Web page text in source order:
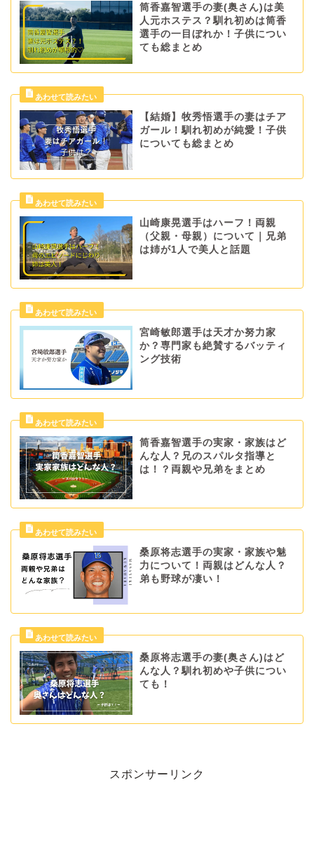
筒香嘉智選手の妻(奥さん)は美
人元ホステス？馴れ初めは筒香
選手の一目ぼれか！子供につい
ても総まとめ
【結婚】牧秀悟選手の妻はチア
ガール！馴れ初めが純愛！子供
についても総まとめ
山崎康晃選手はハーフ！両親
（父親・母親）について｜兄弟
は姉が1人で美人と話題
宮崎敏郎選手は天才か努力家
か？専門家も絶賛するバッティ
ング技術
筒香嘉智選手の実家・家族はど
んな人？兄のスパルタ指導と
は！？両親や兄弟をまとめ
桑原将志選手の実家・家族や魅
力について！両親はどんな人？
弟も野球が凄い！
桑原将志選手の妻(奥さん)はど
んな人？馴れ初めや子供につい
ても！
スポンサーリンク